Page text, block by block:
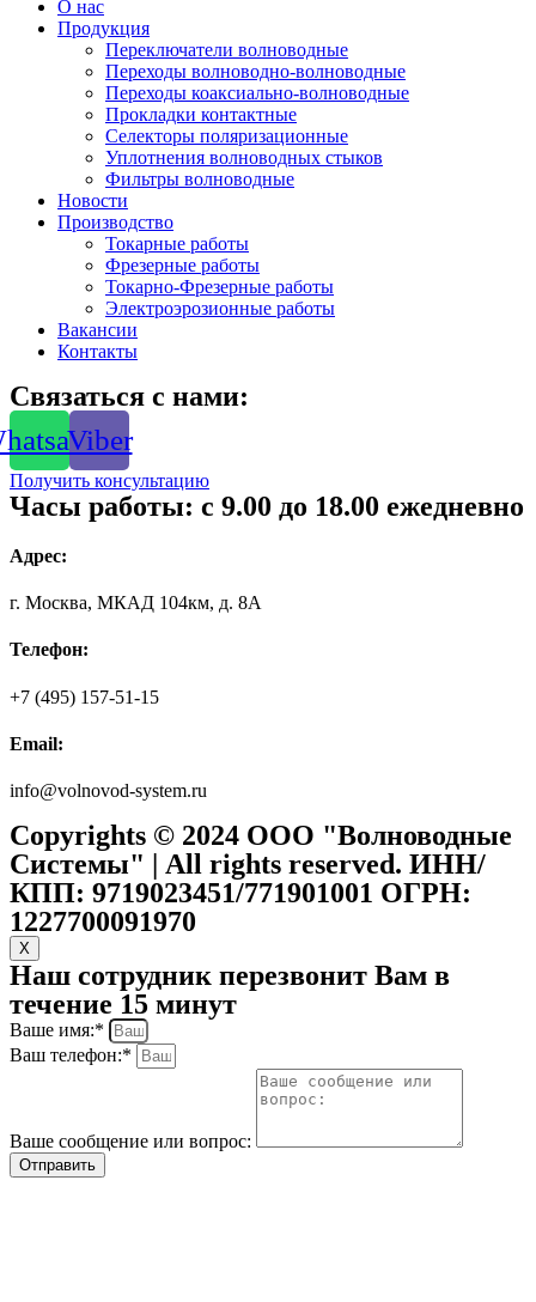
О нас
Продукция
Переключатели волноводные
Переходы волноводно-волноводные
Переходы коаксиально-волноводные
Прокладки контактные
Селекторы поляризационные
Уплотнения волноводных стыков
Фильтры волноводные
Новости
Производство
Токарные работы
Фрезерные работы
Токарно-Фрезерные работы
Электроэрозионные работы
Вакансии
Контакты
Связаться с нами:
Viber
Получить консультацию
Часы работы: с 9.00 до 18.00 ежедневно
Адрес:
г. Москва, МКАД 104км, д. 8А
Телефон:
+7 (495) 157-51-15
Email:
info@volnovod-system.ru
Copyrights © 2024 ООО "Волноводные
Системы" | All rights reserved. ИНН/
КПП: 9719023451/771901001 ОГРН:
1227700091970
X
Наш сотрудник перезвонит Вам в
течение 15 минут
Ваше имя:*
Ваш телефон:*
Ваше сообщение или вопрос:
Отправить